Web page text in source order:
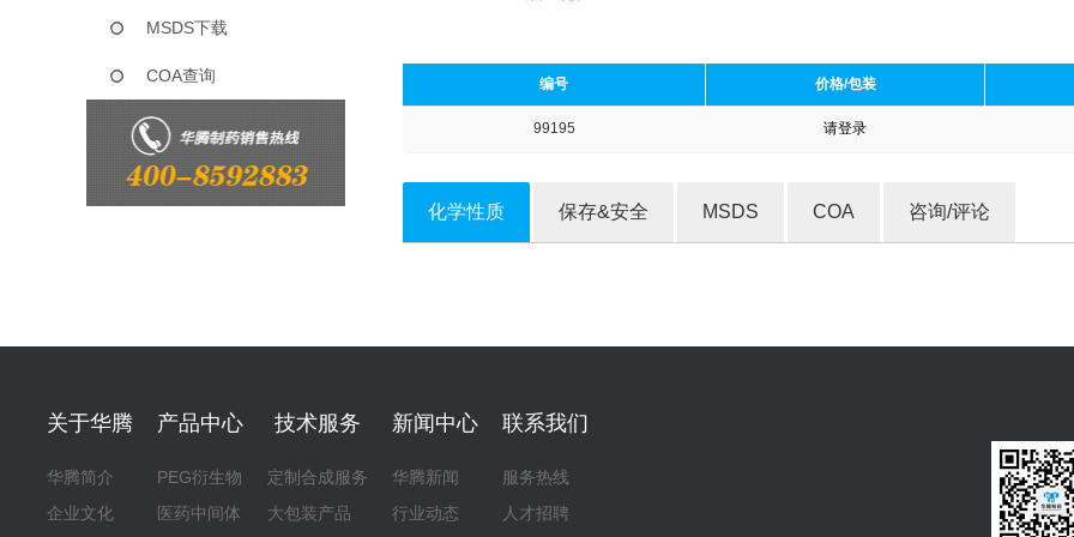
MSDS下载
COA查询 编号 价格/包装
99195 请登录
化学性质 保存&安全 MSDS COA 咨询/评论
关于华腾
华腾简介
企业文化
产品中心
PEG衍生物
医药中间体
技术服务
定制合成服务
大包装产品
新闻中心
华腾新闻
行业动态
联系我们
服务热线
人才招聘